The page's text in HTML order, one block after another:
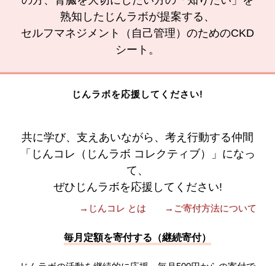
熟知したじんラボが提案する、
セルフマネジメント（自己管理）のためのCKD
シート。
じんラボを応援してください!
共に学び、支えあいながら、考え行動する仲間
「じんコレ（じんラボ コレクティブ）」になっ
て、
ぜひじんラボを応援してください!
→じんコレ とは →ご寄付方法について
毎月定額を寄付する（継続寄付）